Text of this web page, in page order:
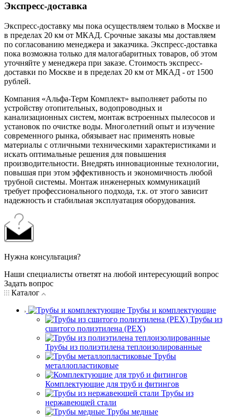
Экспресс-доставка
Экспресс-доставку мы пока осуществляем только в Москве и
в пределах 20 км от МКАД. Срочные заказы мы доставляем
по согласованию менеджера и заказчика. Экспресс-доставка
пока возможна только для малогабаритных товаров, об этом
уточняйте у менеджера при заказе. Стоимость экспресс-
доставки по Москве и в пределах 20 км от МКАД - от 1500
рублей.
Компания «Альфа-Терм Комплект» выполняет работы по
устройству отопительных, водопроводных и
канализационных систем, монтаж встроенных пылесосов и
установок по очистке воды. Многолетний опыт и изучение
современного рынка, обязывает нас применять новые
материалы с отличными техническими характеристиками и
искать оптимальные решения для повышения
производительности. Внедрять инновационные технологии,
повышая при этом эффективность и экономичность любой
трубной системы. Монтаж инженерных коммуникаций
требует профессионального подхода, т.к. от этого зависит
надежность и стабильная эксплуатация оборудования.
Нужна консультация?
Наши специалисты ответят на любой интересующий вопрос
Задать вопрос
Каталог
Трубы и комплектующие
Трубы из
сшитого полиэтилена (PEX)
Трубы из полиэтилена теплоизолированные
Трубы
металлопластиковые
Комплектующие для труб и фитингов
Трубы из
нержавеющей стали
Трубы медные